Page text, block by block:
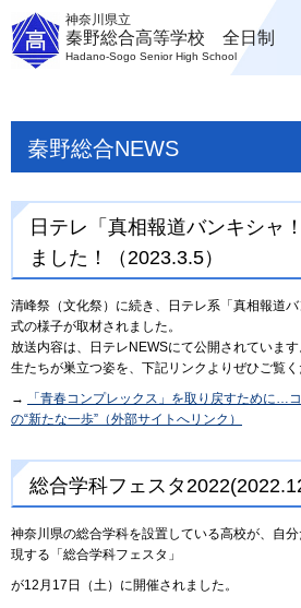
神奈川県立
秦野総合高等学校 全日制
Hadano-Sogo Senior High School
秦野総合NEWS
日テレ「真相報道バンキシャ
ました！（2023.3.5）
清峰祭（文化祭）に続き、日テレ系「真相報道
式の様子が取材されました。
放送内容は、日テレNEWSにて公開されていま
生たちが巣立つ姿を、下記リンクよりぜひご覧く
→
「青春コンプレックス」を取り戻すために…
の“新たな一歩”（外部サイトへリンク）
総合学科フェスタ
神奈川県の総合学科を設置している高校が、自
現する「総合学科フェスタ」
が12月17日（土）に開催されました。